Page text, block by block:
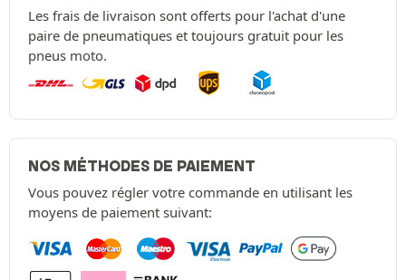
Les frais de livraison sont offerts pour l'achat d'une
paire de pneumatiques et toujours gratuit pour les
pneus moto.
NOS MÉTHODES DE PAIEMENT
Vous pouvez régler votre commande en utilisant les
moyens de paiement suivant: